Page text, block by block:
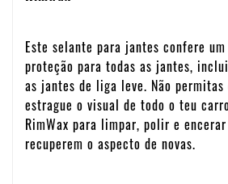
Este selante para jantes confere
proteção para todas as jantes,
as jantes de liga leve. Não
estrague o visual de todo o teu
RimWax para limpar, polir e
recuperem o aspecto de novas.